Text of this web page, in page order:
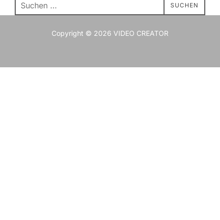
nach:
SUCHEN
Copyright © 2026 VIDEO CREATOR